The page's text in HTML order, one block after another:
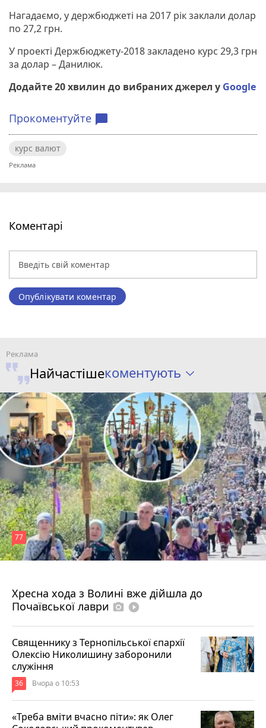
Нагадаємо, у держбюджеті на 2017 рік заклали долар
по 27,2 грн.
У проекті Держбюджету-2018 закладено курс 29,3 грн
за долар – Данилюк.
Додайте 20 хвилин до вибраних джерел у Google
Прокоментуйте chat_bubble
курс валют
Коментарі
Опублікувати коментар
Найчастішекоментують
Хресна хода з Волині вже дійшла до
Почаївської лаври photo_camera play_circle_filled
77
Священнику з Тернопільської єпархії
Олексію Николишину заборонили
служіння
36 Вчора о 10:53
«Треба вміти вчасно піти»: як Олег